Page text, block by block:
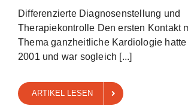
Differenzierte Diagnosenstellung und
Therapiekontrolle Den ersten Kontakt
Thema ganzheitliche Kardiologie
2001 und war sogleich [...]
ARTIKEL LESEN